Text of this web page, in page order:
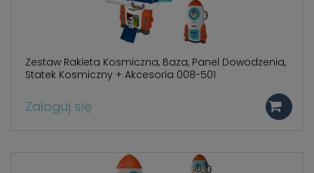
Zestaw Rakieta Kosmiczna, Baza, Panel Dowodzenia,
Statek Kosmiczny + Akcesoria 008-501
Zaloguj się